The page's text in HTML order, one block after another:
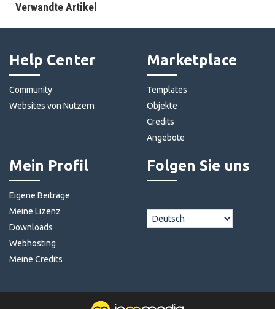
Verwandte Artikel
Help Center
Community
Websites von Nutzern
Marketplace
Templates
Objekte
Credits
Angebote
Mein Profil
Eigene Beiträge
Meine Lizenz
Downloads
Webhosting
Meine Credits
Folgen Sie uns